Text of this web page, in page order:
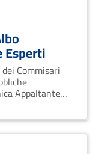
Esperti
Commisari
Appaltante